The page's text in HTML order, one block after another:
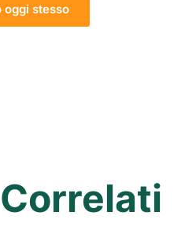
oggi stesso